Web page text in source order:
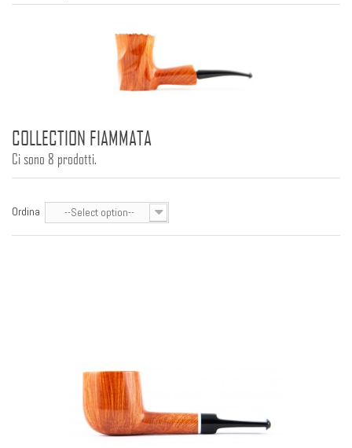
COLLECTION FIAMMATA
Ci sono 8 prodotti.
Ordina --Select option--